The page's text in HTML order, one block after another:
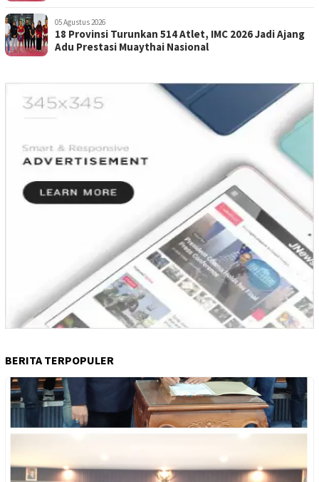
05 Agustus 2026
18 Provinsi Turunkan 514 Atlet, IMC 2026 Jadi Ajang
Adu Prestasi Muaythai Nasional
BERITA TERPOPULER